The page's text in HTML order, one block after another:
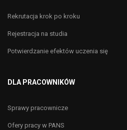
Rekrutacja krok po kroku
Rejestracja na studia
Potwierdzanie efektów uczenia się
DLA PRACOWNIKÓW
Sprawy pracownicze
Ofery pracy w PANS